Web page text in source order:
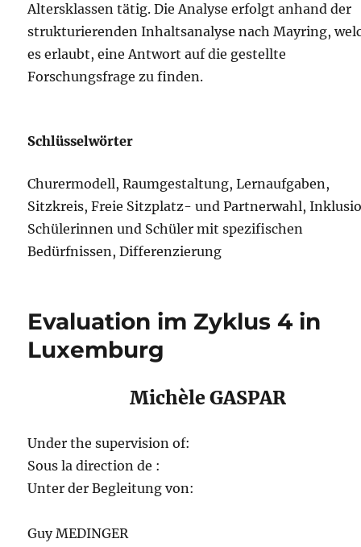
Altersklassen tätig. Die Analyse erfolgt anhand der
strukturierenden Inhaltsanalyse nach Mayring,
es erlaubt, eine Antwort auf die gestellte
Forschungsfrage zu finden.
Schlüsselwörter
Churermodell, Raumgestaltung, Lernaufgaben,
Sitzkreis, Freie Sitzplatz- und Partnerwahl,
Schülerinnen und Schüler mit spezifischen
Bedürfnissen, Differenzierung
Evaluation im Zyklus 4 in
Luxemburg
Michèle GASPAR
Under the supervision of:
Sous la direction de :
Unter der Begleitung von:
Guy MEDINGER